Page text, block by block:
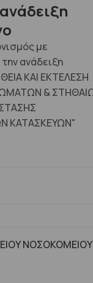
με
ανάδειξη
ΚΑΙ ΕΚΤΕΛΕΣΗ
&
ΚΑΤΑΣΚΕΥΩΝ"